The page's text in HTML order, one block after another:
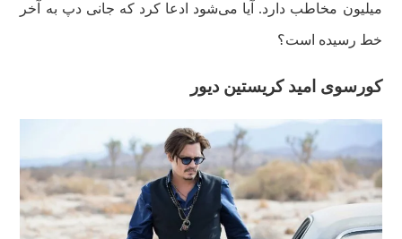
میلیون مخاطب دارد. آیا می‌شود ادعا کرد که جانی دپ به آخر
خط رسیده است؟
کورسوی امید کریستین دیور